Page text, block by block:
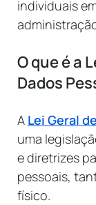
individuais
O que é a
Dados
A Lei Geral
uma
e diretrizes
pessoais,
físico.